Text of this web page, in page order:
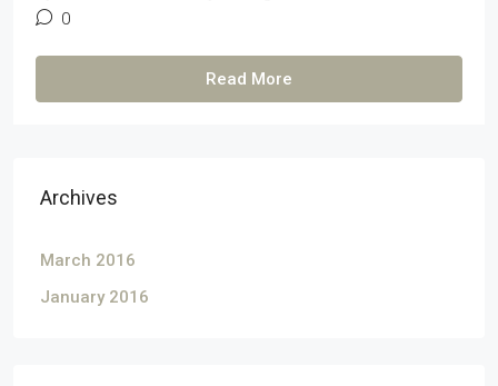
0
Read More
Archives
March 2016
January 2016